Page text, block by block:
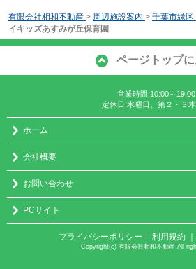
有限会社相和不動産 > 周辺施設案内 > 千葉市緑区
イキッズあすみが丘保育園
ページトップ
営業時間:10:00～19:00
定休日:水曜日、第２・３
ホーム
会社概要
お問い合わせ
PCサイト
プライバシーポリシー ｜ 利用規約
Copyright(c) 有限会社相和不動産 All